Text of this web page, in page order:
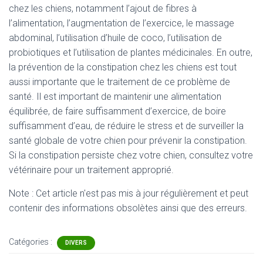
chez les chiens, notamment l’ajout de fibres à
l’alimentation, l’augmentation de l’exercice, le massage
abdominal, l’utilisation d’huile de coco, l’utilisation de
probiotiques et l’utilisation de plantes médicinales. En outre,
la prévention de la constipation chez les chiens est tout
aussi importante que le traitement de ce problème de
santé. Il est important de maintenir une alimentation
équilibrée, de faire suffisamment d’exercice, de boire
suffisamment d’eau, de réduire le stress et de surveiller la
santé globale de votre chien pour prévenir la constipation.
Si la constipation persiste chez votre chien, consultez votre
vétérinaire pour un traitement approprié.
Note : Cet article n'est pas mis à jour régulièrement et peut
contenir des informations obsolètes ainsi que des erreurs.
Catégories : DIVERS